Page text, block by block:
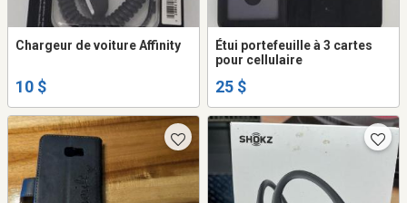
Chargeur de voiture Affinity
10 $
Étui portefeuille à 3 cartes
pour cellulaire
25 $